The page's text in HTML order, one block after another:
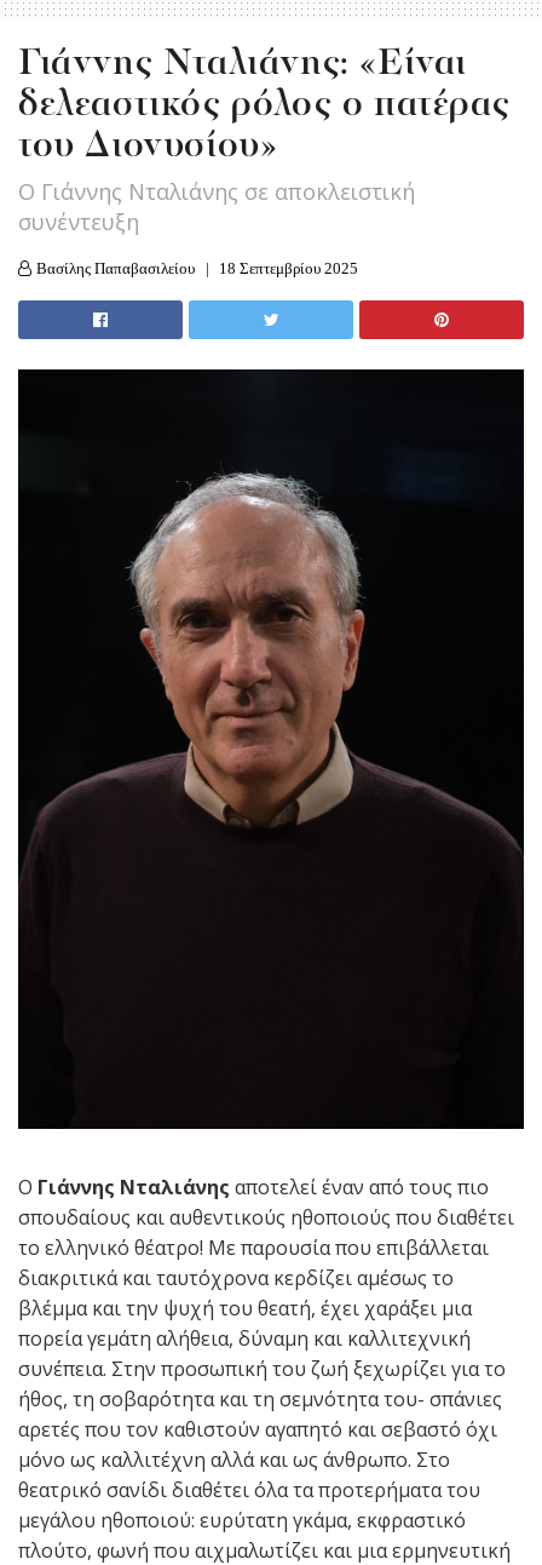
Γιάννης Νταλιάνης: «Είναι
δελεαστικός ρόλος ο πατέρας
του Διονυσίου»
O Γιάννης Νταλιάνης σε αποκλειστική
συνέντευξη
Βασίλης Παπαβασιλείου 18 Σεπτεμβρίου 2025
Ο Γιάννης Νταλιάνης αποτελεί έναν από τους πιο
σπουδαίους και αυθεντικούς ηθοποιούς που διαθέτει
το ελληνικό θέατρο! Με παρουσία που επιβάλλεται
διακριτικά και ταυτόχρονα κερδίζει αμέσως το
βλέμμα και την ψυχή του θεατή, έχει χαράξει μια
πορεία γεμάτη αλήθεια, δύναμη και καλλιτεχνική
συνέπεια. Στην προσωπική του ζωή ξεχωρίζει για το
ήθος, τη σοβαρότητα και τη σεμνότητα του- σπάνιες
αρετές που τον καθιστούν αγαπητό και σεβαστό όχι
μόνο ως καλλιτέχνη αλλά και ως άνθρωπο. Στο
θεατρικό σανίδι διαθέτει όλα τα προτερήματα του
μεγάλου ηθοποιού: ευρύτατη γκάμα, εκφραστικό
πλούτο, φωνή που αιχμαλωτίζει και μια ερμηνευτική